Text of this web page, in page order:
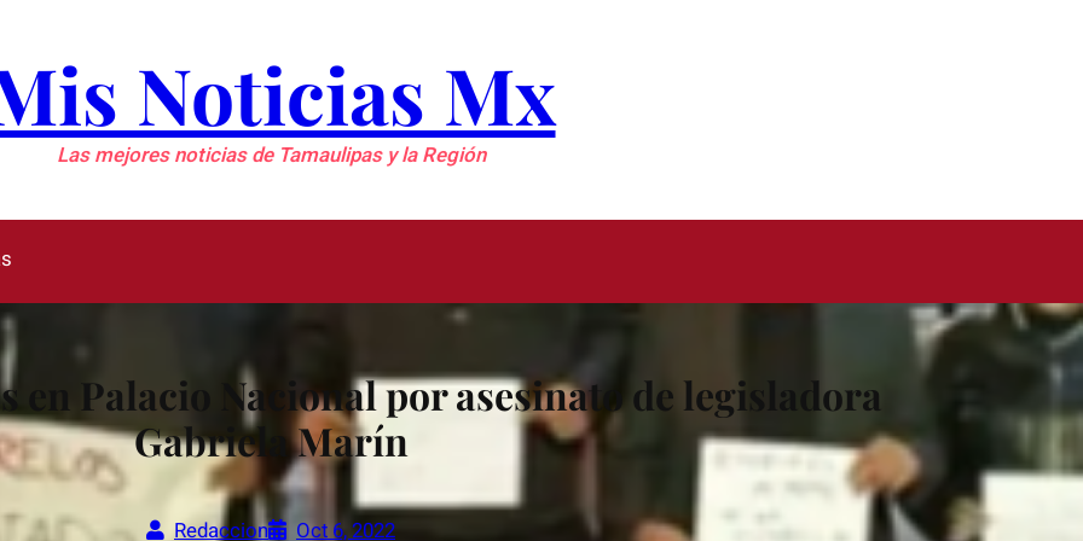
Noticias Mx
Las mejores noticias de Tamaulipas y la Región
en Palacio Nacional por asesinato de legisladora
Gabriela Marín
Redaccion Oct 6, 2022